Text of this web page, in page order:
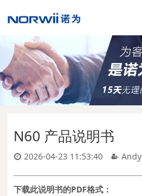
N60 产品说明书
2026-04-23 11:53:40 Andy
下载此说明书的PDF格式：